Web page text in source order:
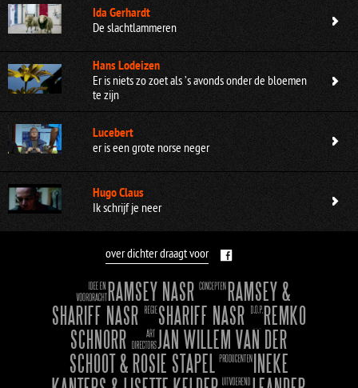
Ida Gerhardt
De slachtlammeren
Hans Lodeizen
Er is niets zo zoet als ’s avonds onder de bloemen
te zijn
Lucebert
er is een grote norse neger
Hugo Claus
Ik schrijf je neer
over dichter draagt voor
RAMSEY NASR
RAMSEY &
SHARIFF NASR
SHARIFF NASR
REMKO
SCHNORR
JAN WILLEM VAN DER
SCHOOT & ROSIE STAPEL
INEKE